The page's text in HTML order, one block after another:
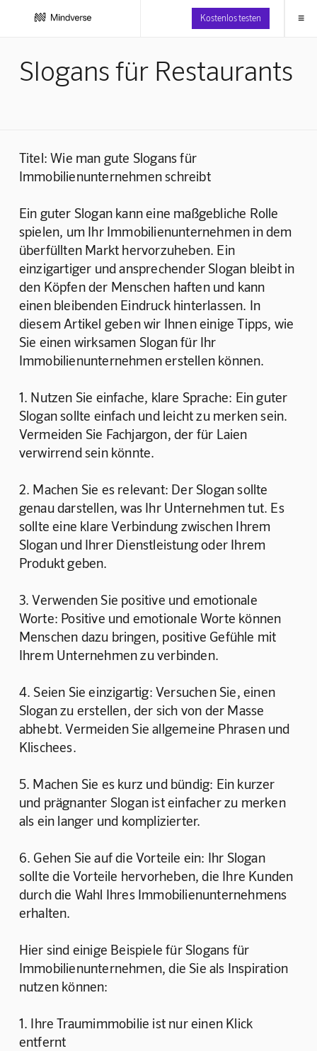
Kostenlos testen ≡
Slogans für Restaurants
Titel: Wie man gute Slogans für
Immobilienunternehmen schreibt
Ein guter Slogan kann eine maßgebliche Rolle
spielen, um Ihr Immobilienunternehmen in dem
überfüllten Markt hervorzuheben. Ein
einzigartiger und ansprechender Slogan bleibt in
den Köpfen der Menschen haften und kann
einen bleibenden Eindruck hinterlassen. In
diesem Artikel geben wir Ihnen einige Tipps, wie
Sie einen wirksamen Slogan für Ihr
Immobilienunternehmen erstellen können.
1. Nutzen Sie einfache, klare Sprache: Ein guter
Slogan sollte einfach und leicht zu merken sein.
Vermeiden Sie Fachjargon, der für Laien
verwirrend sein könnte.
2. Machen Sie es relevant: Der Slogan sollte
genau darstellen, was Ihr Unternehmen tut. Es
sollte eine klare Verbindung zwischen Ihrem
Slogan und Ihrer Dienstleistung oder Ihrem
Produkt geben.
3. Verwenden Sie positive und emotionale
Worte: Positive und emotionale Worte können
Menschen dazu bringen, positive Gefühle mit
Ihrem Unternehmen zu verbinden.
4. Seien Sie einzigartig: Versuchen Sie, einen
Slogan zu erstellen, der sich von der Masse
abhebt. Vermeiden Sie allgemeine Phrasen und
Klischees.
5. Machen Sie es kurz und bündig: Ein kurzer
und prägnanter Slogan ist einfacher zu merken
als ein langer und komplizierter.
6. Gehen Sie auf die Vorteile ein: Ihr Slogan
sollte die Vorteile hervorheben, die Ihre Kunden
durch die Wahl Ihres Immobilienunternehmens
erhalten.
Hier sind einige Beispiele für Slogans für
Immobilienunternehmen, die Sie als Inspiration
nutzen können:
1. Ihre Traumimmobilie ist nur einen Klick
entfernt